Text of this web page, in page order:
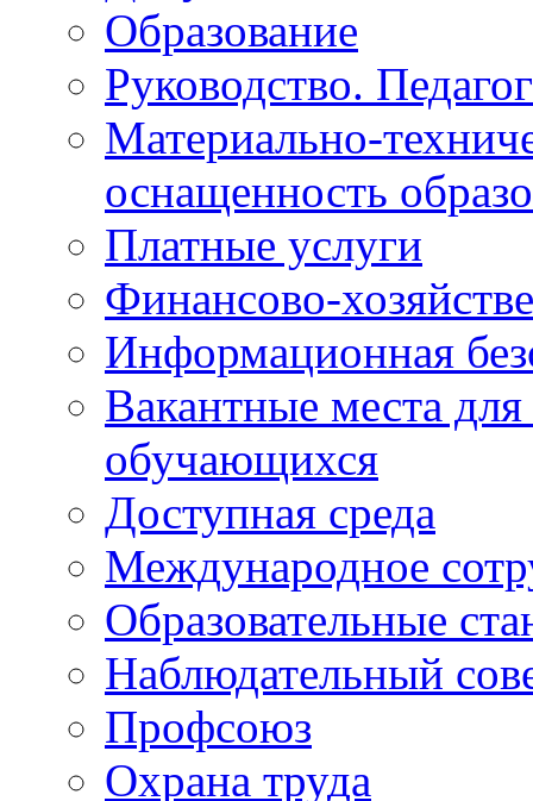
Образование
Руководство.
Материально-
оснащенность
Платные услуги
Финансово-
Информационная
Вакантные места
обучающихся
Доступная среда
Международное
Образовательные
Наблюдательный
Профсоюз
Охрана труда